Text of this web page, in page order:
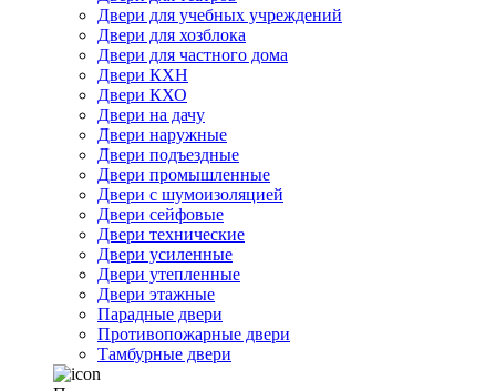
Двери для учебных учреждений
Двери для хозблока
Двери для частного дома
Двери КХН
Двери КХО
Двери на дачу
Двери наружные
Двери подъездные
Двери промышленные
Двери с шумоизоляцией
Двери сейфовые
Двери технические
Двери усиленные
Двери утепленные
Двери этажные
Парадные двери
Противопожарные двери
Тамбурные двери